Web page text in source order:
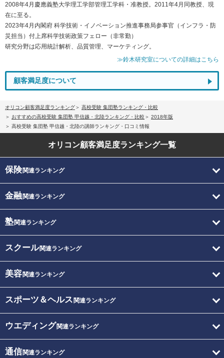
2008年4月慶應義塾大学理工学部管理工学科・准教授。2011年4月同教授、現
在に至る。
2023年4月内閣府 科学技術・イノベーション推進事務局参事官（インフラ・防
災担当）付上席科学技術政策フェロー（非常勤）
研究分野は応用統計解析、品質管理、マーケティング。
≫鈴木研究室についての詳細はこちら
顧客満足度について
オリコン顧客満足度ランキング
高校受験 集団塾ランキング・比較
おすすめの高校受験 集団塾 甲信越・北陸ランキング・比較
2018年版
高校受験 集団塾 甲信越・北陸の講師ランキング・口コミ情報
オリコン顧客満足度ランキング一覧
保険関連ランキング
金融関連ランキング
塾関連ランキング
スクール関連ランキング
美容関連ランキング
スポーツ＆ヘルス 関連ランキング
ウエディング関連ランキング
通信関連ランキング